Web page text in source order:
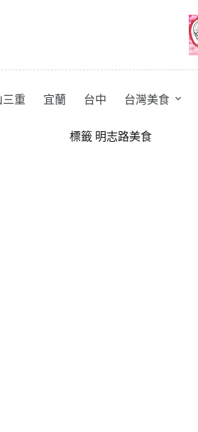
三重 宜蘭 台中 台灣美食
標籤 明志路美食